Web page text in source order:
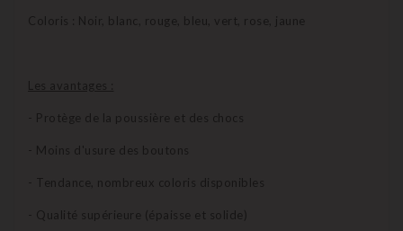
Coloris : Noir, blanc, rouge, bleu, vert, rose, jaune
Les avantages :
- Protège de la poussière et des chocs
- Moins d'usure des boutons
- Tendance, nombreux coloris disponibles
- Qualité supérieure (épaisse et solide)